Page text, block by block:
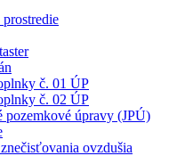
č. 01 ÚP
č. 02 ÚP
pozemkové úpravy (JPÚ)
ovzdušia